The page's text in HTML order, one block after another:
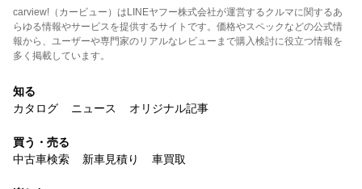
carview!（カービュー）はLINEヤフー株式会社が運営するクルマに関するあ
らゆる情報やサービスを提供するサイトです。価格やスペックなどの公式情
報から、ユーザーや専門家のリアルなレビューまで購入検討に役立つ情報を
多く掲載しています。
知る
カタログ
ニュース オリジナル記事
買う・売る
中古車検索
新車見積り 車買取